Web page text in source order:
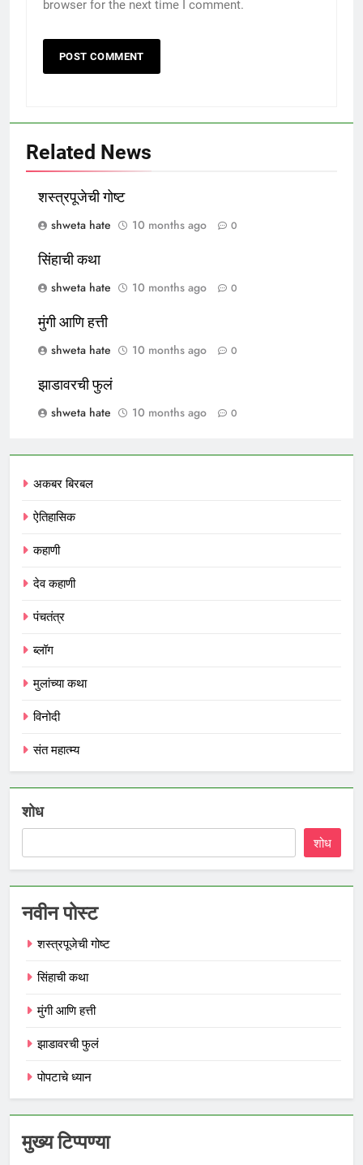
browser for the next time I comment.
Related News
शस्त्रपूजेची गोष्ट
shweta hate
10 months ago 0
सिंहाची कथा
shweta hate
10 months ago 0
मुंगी आणि हत्ती
shweta hate
10 months ago 0
झाडावरची फुलं
shweta hate
10 months ago 0
अकबर बिरबल
ऐतिहासिक
कहाणी
देव कहाणी
पंचतंत्र
ब्लॉग
मुलांच्या कथा
विनोदी
संत महात्म्य
शोध
शोध
नवीन पोस्ट
शस्त्रपूजेची गोष्ट
सिंहाची कथा
मुंगी आणि हत्ती
झाडावरची फुलं
पोपटाचे ध्यान
मुख्य टिप्पण्या